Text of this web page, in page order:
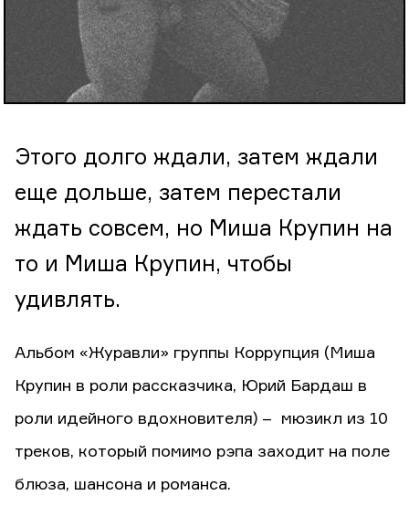
Этого долго ждали, затем ждали
еще дольше, затем перестали
ждать совсем, но Миша Крупин на
то и Миша Крупин, чтобы
удивлять.
Альбом «Журавли» группы Коррупция (Миша
Крупин в роли рассказчика, Юрий Бардаш в
роли идейного вдохновителя) – мюзикл из 10
треков, который помимо рэпа заходит на поле
блюза, шансона и романса.